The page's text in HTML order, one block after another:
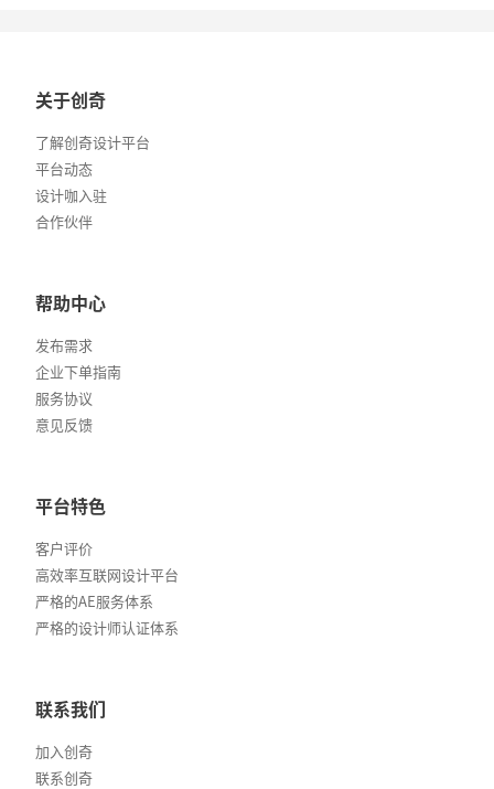
关于创奇
了解创奇设计平台
平台动态
设计咖入驻
合作伙伴
帮助中心
发布需求
企业下单指南
服务协议
意见反馈
平台特色
客户评价
高效率互联网设计平台
严格的AE服务体系
严格的设计师认证体系
联系我们
加入创奇
联系创奇